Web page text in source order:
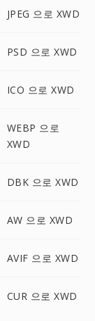
JPEG 으로 XWD
PSD 으로 XWD
ICO 으로 XWD
WEBP 으로
XWD
DBK 으로 XWD
AW 으로 XWD
AVIF 으로 XWD
CUR 으로 XWD